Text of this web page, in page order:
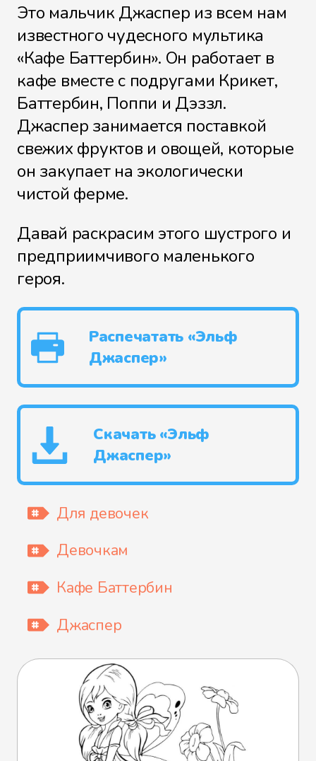
Это мальчик Джаспер из всем нам
известного чудесного мультика
«Кафе Баттербин». Он работает в
кафе вместе с подругами Крикет,
Баттербин, Поппи и Дэззл.
Джаспер занимается поставкой
свежих фруктов и овощей, которые
он закупает на экологически
чистой ферме.
Давай раскрасим этого шустрого и
предприимчивого маленького
героя.
Распечатать «Эльф
Джаспер»
Скачать «Эльф
Джаспер»
Для девочек
Девочкам
Кафе Баттербин
Джаспер